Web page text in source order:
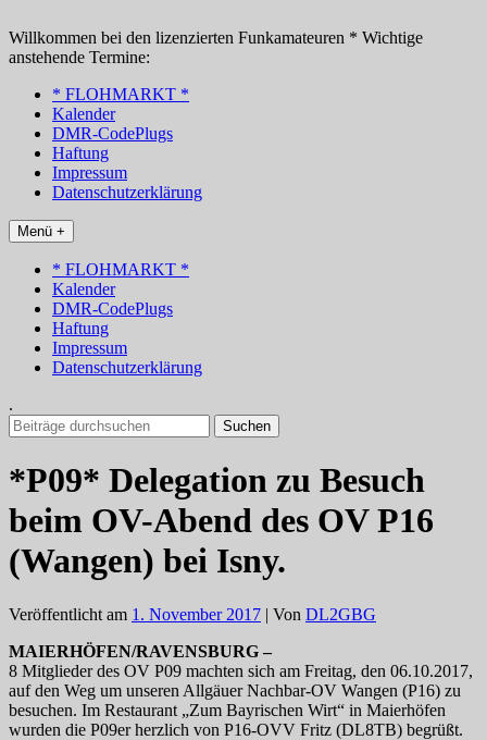
Inhalt
springen
Willkommen bei den lizenzierten Funkamateuren * Wichtige
anstehende Termine:
* FLOHMARKT *
Kalender
DMR-CodePlugs
Haftung
Impressum
Datenschutzerklärung
Menü +
* FLOHMARKT *
Kalender
DMR-CodePlugs
Haftung
Impressum
Datenschutzerklärung
.
Suchen
nach:
*P09* Delegation zu Besuch
beim OV-Abend des OV P16
(Wangen) bei Isny.
Veröffentlicht am 1. November 2017 | Von DL2GBG
MAIERHÖFEN/RAVENSBURG –
8 Mitglieder des OV P09 machten sich am Freitag, den 06.10.2017,
auf den Weg um unseren Allgäuer Nachbar-OV Wangen (P16) zu
besuchen. Im Restaurant „Zum Bayrischen Wirt“ in Maierhöfen
wurden die P09er herzlich von P16-OVV Fritz (DL8TB) begrüßt.